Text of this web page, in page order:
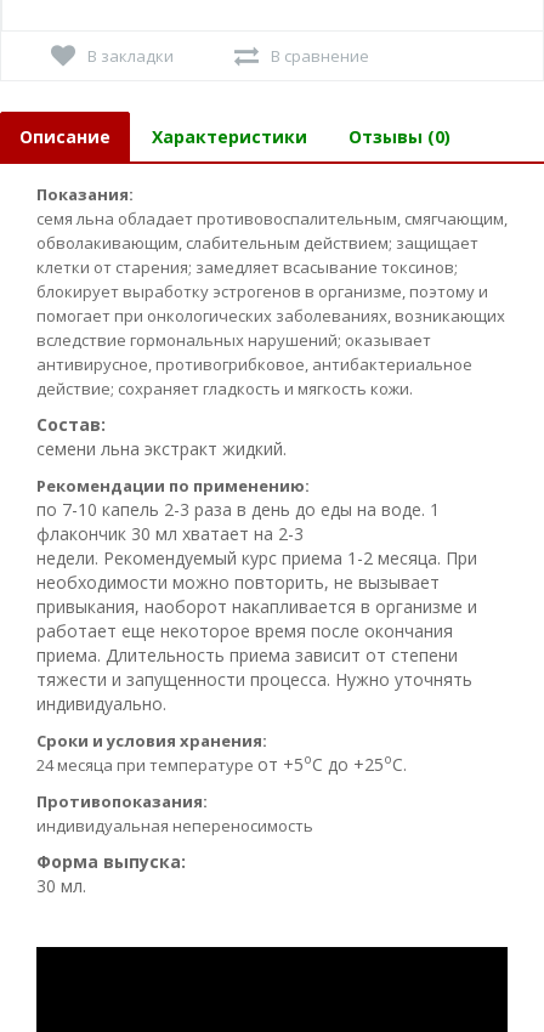
В закладки В сравнение
Описание Характеристики Отзывы (0)
Показания:
семя льна обладает противовоспалительным, смягчающим,
обволакивающим, слабительным действием; защищает
клетки от старения; замедляет всасывание токсинов;
блокирует выработку эстрогенов в организме, поэтому и
помогает при онкологических заболеваниях, возникающих
вследствие гормональных нарушений; оказывает
антивирусное, противогрибковое, антибактериальное
действие; сохраняет гладкость и мягкость кожи.
Состав:
семени льна экстракт жидкий.
Рекомендации по применению:
по 7-10 капель 2-3 раза в день до еды на воде. 1
флакончик 30 мл хватает на 2-3
недели. Рекомендуемый курс приема 1-2 месяца. При
необходимости можно повторить, не вызывает
привыкания, наоборот накапливается в организме и
работает еще некоторое время после окончания
приема. Длительность приема зависит от степени
тяжести и запущенности процесса. Нужно уточнять
индивидуально.
Сроки и условия хранения:
24 месяца при температуре от +5оС до +25оС.
Противопоказания:
индивидуальная непереносимость
Форма выпуска:
30 мл.